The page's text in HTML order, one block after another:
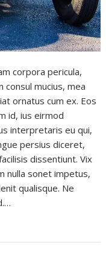
corpora pericula,
mucius, mea
ornatus cum ex. Eos
id, ius eirmod
interpretaris eu qui,
persius diceret,
dissentiunt. Vix
nulla sonet impetus,
qualisque. Ne